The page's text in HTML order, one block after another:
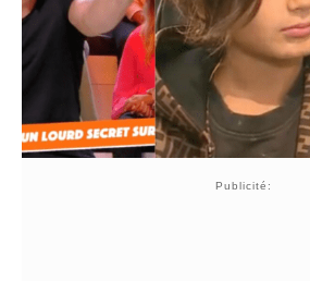
Publicité: